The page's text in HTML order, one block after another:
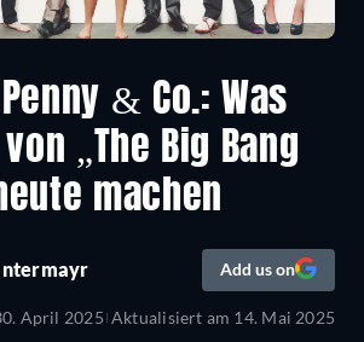
& Co.: Was
„The Big Bang
machen
Add us on
April 2025 Aktualisiert am 14. Mai 2025